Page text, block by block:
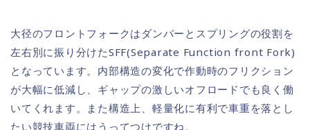
大径のフロントフォークはダンパーとスプリングの役割を
左右別に振り分けたSFF(Separate Function front Fork)
となっています。内部構造の変化で作動時のフリクション
が大幅に低減し、ギャップの激しいオフロードでも良く働
いてくれます。また構造上、軽量化に有利で車重を落とし
たい競技車両にはうってつけですね。